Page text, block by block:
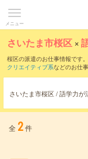
メニュー
さいたま市桜区 ×
桜区の派遣のお仕事情報です。
クリエイティブ系などのお仕
さいたま市桜区 / 語学力が
全 2件